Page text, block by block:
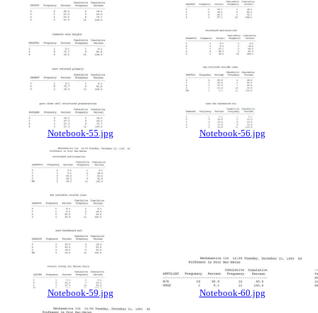
Notebook-55.jpg Notebook-56.jpg
Notebook-59.jpg Notebook-60.jpg